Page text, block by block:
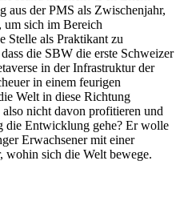
aus der PMS als Zwischenjahr,
sich im Bereich
Stelle als Praktikant zu
die SBW die erste Schweizer
in der Infrastruktur der
in einem feurigen
Welt in diese Richtung
nicht davon profitieren und
die Entwicklung gehe? Er wolle
Erwachsener mit einer
wohin sich die Welt bewege.